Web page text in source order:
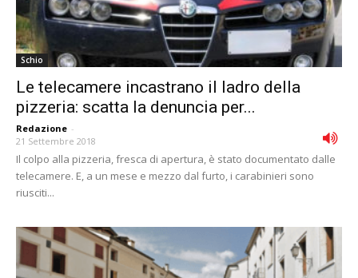
Schio
Le telecamere incastrano il ladro della
pizzeria: scatta la denuncia per...
Redazione -
21 Settembre 2018
Il colpo alla pizzeria, fresca di apertura, è stato documentato dalle
telecamere. E, a un mese e mezzo dal furto, i carabinieri sono
riusciti...